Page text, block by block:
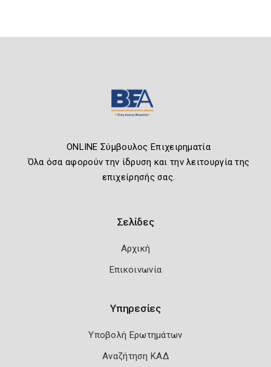
ONLINE Σύμβουλος Επιχειρηματία
Όλα όσα αφορούν την ίδρυση και την λειτουργία της
επιχείρησής σας.
Σελίδες
Αρχική
Επικοινωνία
Υπηρεσίες
Υποβολή Ερωτημάτων
Αναζήτηση ΚΑΔ